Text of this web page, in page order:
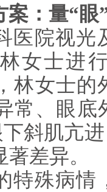
案：量“眼
医院视光
女士进
林女士的
常、眼底
斜肌亢
差异。
特殊病情